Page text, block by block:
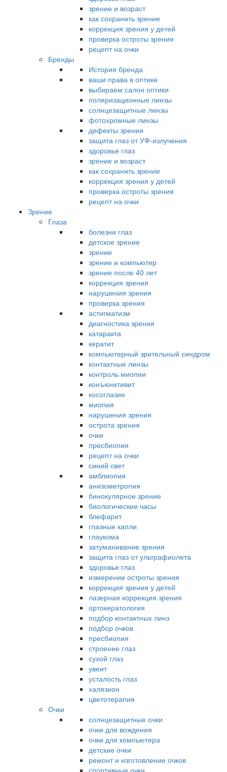
зрение и возраст
как сохранить зрение
коррекция зрения у детей
проверка остроты зрения
рецепт на очки
Бренды
История бренда
ваши права в оптике
выбираем салон оптики
поляризационные линзы
солнцезащитные линзы
фотохромные линзы
дефекты зрения
защита глаз от УФ-излучения
здоровье глаз
зрение и возраст
как сохранить зрение
коррекция зрения у детей
проверка остроты зрения
рецепт на очки
Зрение
Глаза
болезни глаз
детское зрение
зрение
зрение и компьютер
зрение после 40 лет
коррекция зрения
нарушения зрения
проверка зрения
астигматизм
диагностика зрения
катаракта
кератит
компьютерный зрительный синдром
контактные линзы
контроль миопии
конъюнктивит
косоглазие
миопия
нарушения зрения
острота зрения
очки
пресбиопия
рецепт на очки
синий свет
амблиопия
анизометропия
бинокулярное зрение
биологические часы
блефарит
глазные капли
глаукома
затуманивание зрения
защита глаз от ультрафиолета
здоровье глаз
измерение остроты зрения
коррекция зрения у детей
лазерная коррекция зрения
ортокератология
подбор контактных линз
подбор очков
пресбиопия
строение глаз
сухой глаз
увеит
усталость глаз
халязион
цветотерапия
Очки
солнцезащитные очки
очки для вождения
очки для компьютера
детские очки
ремонт и изготовление очков